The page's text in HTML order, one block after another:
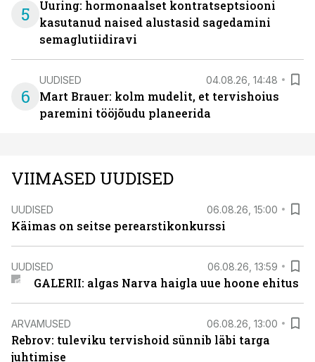
5
Uuring: hormonaalset kontratseptsiooni
kasutanud naised alustasid sagedamini
semaglutiidiravi
6
UUDISED 04.08.26, 14:48
Mart Brauer: kolm mudelit, et tervishoius
paremini tööjõudu planeerida
VIIMASED UUDISED
UUDISED 06.08.26, 15:00
Käimas on seitse perearstikonkurssi
UUDISED 06.08.26, 13:59
GALERII: algas Narva haigla uue hoone ehitus
ARVAMUSED 06.08.26, 13:00
Rebrov: tuleviku tervishoid sünnib läbi targa
juhtimise